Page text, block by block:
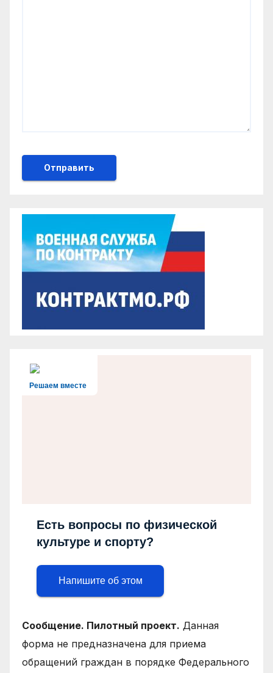
Решаем вместе
Есть вопросы по физической
культуре и спорту?
Напишите об этом
Сообщение. Пилотный проект. Данная
форма не предназначена для приема
обращений граждан в порядке Федерального